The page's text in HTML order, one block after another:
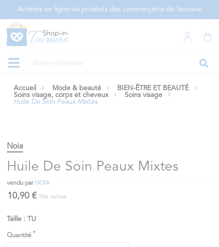
Achetez en ligne les produits des commerçants de Touraine
Accueil Mode & beauté
BIEN-ÊTRE ET BEAUTÉ
Soins visage, corps et cheveux
Soins visage
Huile De Soin Peaux Mixtes
Noia
Huile De Soin Peaux Mixtes
vendu par NOIA
10,90 € TVA incluse
Taille : TU
Quantité
Panneau de gestion des cookies